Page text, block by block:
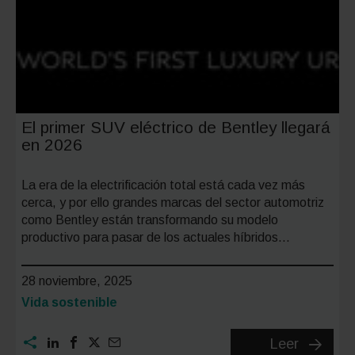
El primer SUV eléctrico de Bentley llegará
en 2026
La era de la electrificación total está cada vez más
cerca, y por ello grandes marcas del sector automotriz
como Bentley están transformando su modelo
productivo para pasar de los actuales híbridos…
28 noviembre, 2025
Categoría:
Vida sostenible
Leer
El